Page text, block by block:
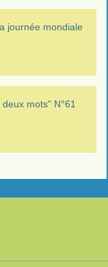
journée mondiale
mots" N°61